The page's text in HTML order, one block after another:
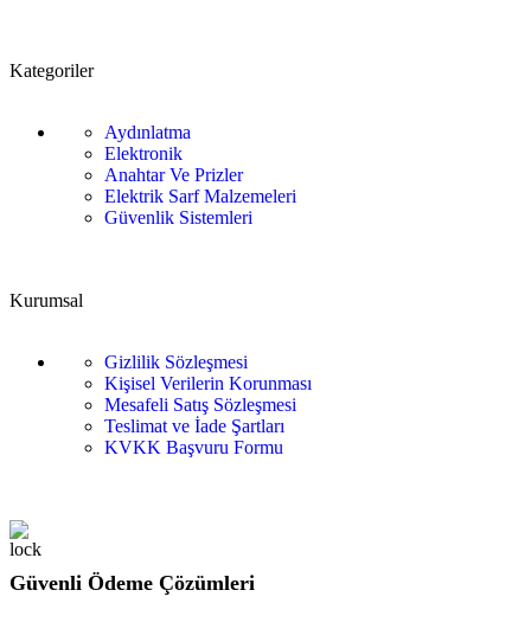
Kategoriler
Aydınlatma
Elektronik
Anahtar Ve Prizler
Elektrik Sarf Malzemeleri
Güvenlik Sistemleri
Kurumsal
Gizlilik Sözleşmesi
Kişisel Verilerin Korunması
Mesafeli Satış Sözleşmesi
Teslimat ve İade Şartları
KVKK Başvuru Formu
Güvenli Ödeme Çözümleri